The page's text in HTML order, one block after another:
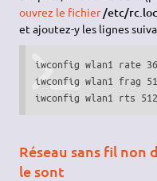
ouvrez le fichier/etc/
et ajoutez-y les lignes
iwconfig wlan1 rate
iwconfig wlan1 frag
iwconfig wlan1 rts 512
Réseau sans fil non
le sont